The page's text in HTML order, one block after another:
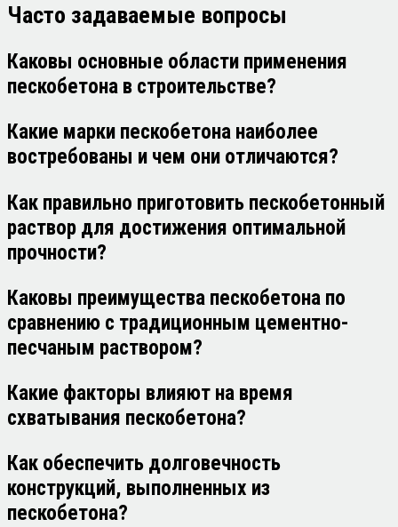
Часто задаваемые вопросы
Каковы основные области применения
пескобетона в строительстве?
Какие марки пескобетона наиболее
востребованы и чем они отличаются?
Как правильно приготовить пескобетонный
раствор для достижения оптимальной
прочности?
Каковы преимущества пескобетона по
сравнению с традиционным цементно-
песчаным раствором?
Какие факторы влияют на время
схватывания пескобетона?
Как обеспечить долговечность
конструкций, выполненных из
пескобетона?